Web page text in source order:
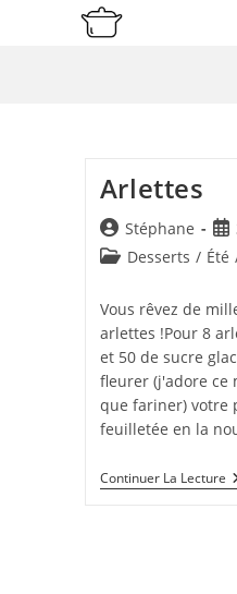
Arlettes
Auteur/autrice
de
Stéphane
PostDesserts / Été
Vous rêvez de
arlettes !Pour 8
et 50 de sucre
fleurer (j'adore ce
que fariner) votre
feuilletée en la
Continuer La Lecture